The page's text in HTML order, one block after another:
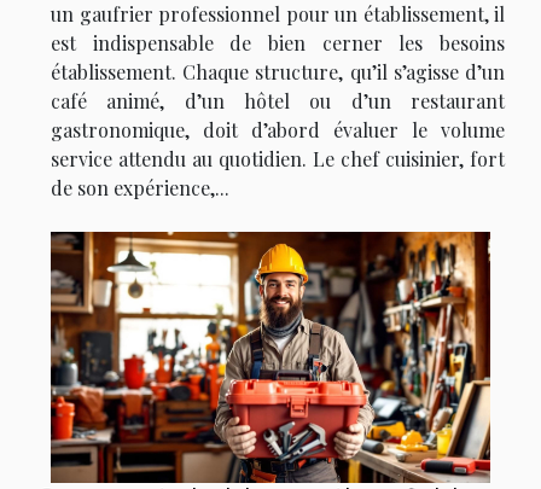
un gaufrier professionnel pour un établissement, il
est indispensable de bien cerner les besoins
établissement. Chaque structure, qu’il s’agisse d’un
café animé, d’un hôtel ou d’un restaurant
gastronomique, doit d’abord évaluer le volume
service attendu au quotidien. Le chef cuisinier, fort
de son expérience,...